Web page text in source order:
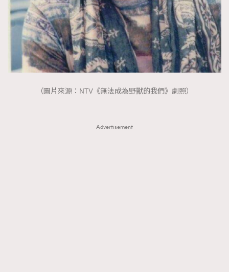
（圖片來源：NTV《無法成為野獸的我們》劇照）
Advertisement